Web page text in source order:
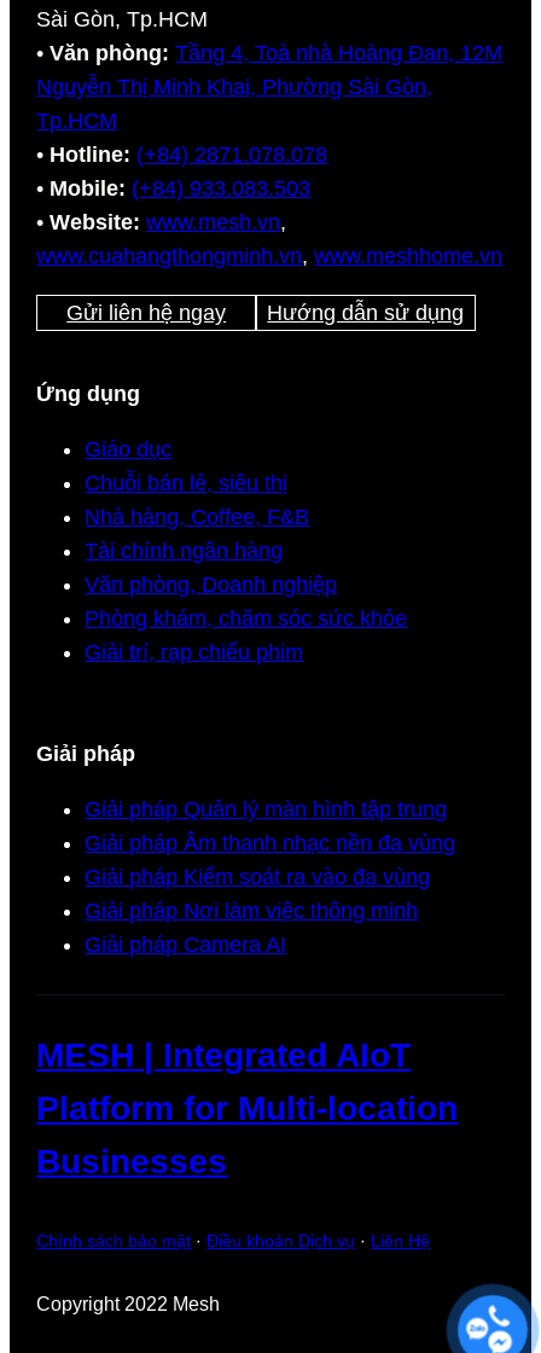
Sài Gòn, Tp.HCM
•Văn phòng: Tầng 4, Toà nhà Hoàng Đan, 12M
Nguyễn Thị Minh Khai, Phường Sài Gòn,
Tp.HCM
• Hotline: (+84) 2871.078.078
• Mobile: (+84) 933.083.503
•Website: www.mesh.vn,
www.cuahangthongminh.vn,www.meshhome.vn
Gửi liên hệ ngay Hướng dẫn sử dụng
Ứng dụng
Giáo dục
Chuỗi bán lẻ, siêu thị
Nhà hàng, Coffee, F&B
Tài chính ngân hàng
Văn phòng, Doanh nghiệp
Phòng khám, chăm sóc sức khỏe
Giải trí, rạp chiếu phim
Giải pháp
Giải pháp Quản lý màn hình tập trung
Giải pháp Âm thanh nhạc nền đa vùng
Giải pháp Kiểm soát ra vào đa vùng
Giải pháp Nơi làm việc thông minh
Giải pháp Camera AI
MESH | Integrated AIoT
Platform for Multi-location
Businesses
Chính sách bảo mật ·Điều khoản Dịch vụ · Liên Hệ
Copyright 2022 Mesh